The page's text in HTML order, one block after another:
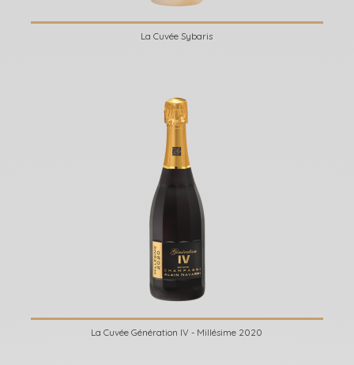
La Cuvée Sybaris
La Cuvée Génération IV - Millésime 2020